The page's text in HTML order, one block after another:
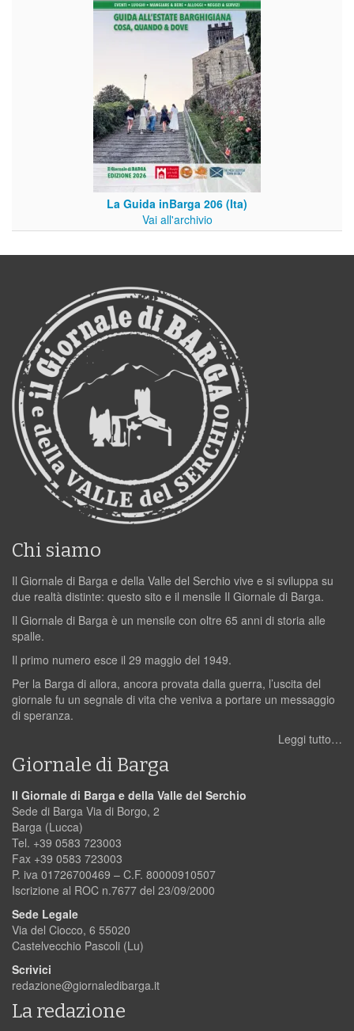
La Guida inBarga 206 (Ita)
Vai all'archivio
Chi siamo
Il Giornale di Barga e della Valle del Serchio vive e si sviluppa su
due realtà distinte: questo sito e il mensile Il Giornale di Barga.
Il Giornale di Barga è un mensile con oltre 65 anni di storia alle
spalle.
Il primo numero esce il 29 maggio del 1949.
Per la Barga di allora, ancora provata dalla guerra, l’uscita del
giornale fu un segnale di vita che veniva a portare un messaggio
di speranza.
Leggi tutto…
Giornale di Barga
Il Giornale di Barga e della Valle del Serchio
Sede di Barga Via di Borgo, 2
Barga (Lucca)
Tel. +39 0583 723003
Fax +39 0583 723003
P. iva 01726700469 – C.F. 80000910507
Iscrizione al ROC n.7677 del 23/09/2000
Sede Legale
Via del Ciocco, 6 55020
Castelvecchio Pascoli (Lu)
Scrivici
redazione@giornaledibarga.it
La redazione